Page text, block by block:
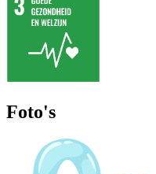
Foto's